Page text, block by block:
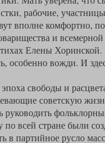
рабочие,
вполне комфортно,
и
Елены
особенно вожди. И
свободы и
советскую
по всей стране были
в партийное русло